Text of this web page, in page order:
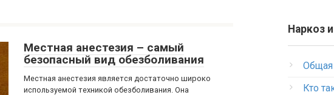
Местная анестезия – самый
безопасный вид обезболивания
Местная анестезия является достаточно широко
используемой техникой обезболивания. Она
Наркоз
Кто